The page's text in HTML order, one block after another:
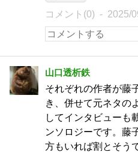
コメント(0) 2025/
山口透析鉄
それぞれの作者が藤
き、併せて元ネタの
してインタビューも
ンソロジーです。藤
方もいれば割とそう